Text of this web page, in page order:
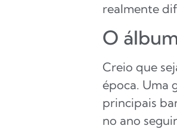
realmente
O
Creio que
época. Uma
principais
no ano